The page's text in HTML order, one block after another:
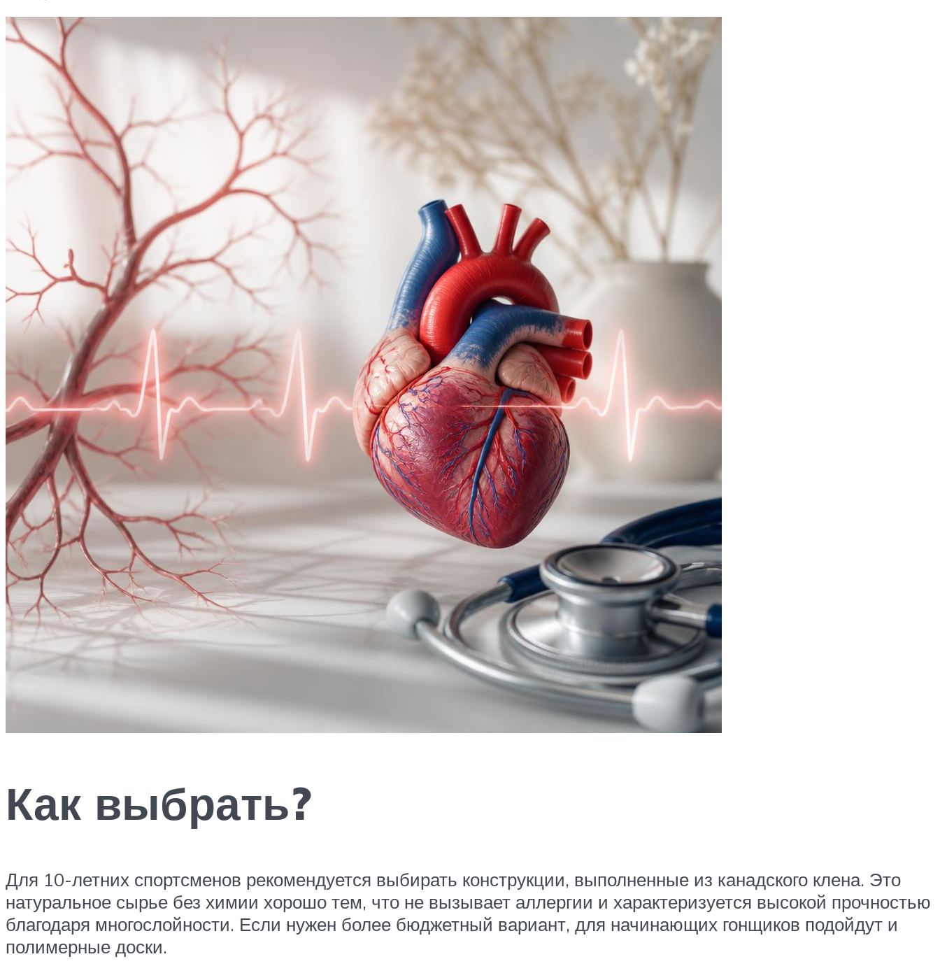
Как выбрать?
Для 10-летних спортсменов рекомендуется выбирать конструкции, выполненные из канадского клена. Это
натуральное сырье без химии хорошо тем, что не вызывает аллергии и характеризуется высокой прочностью
благодаря многослойности. Если нужен более бюджетный вариант, для начинающих гонщиков подойдут и
полимерные доски.